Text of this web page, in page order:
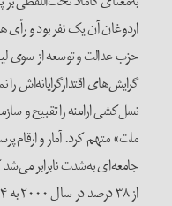
حزب عدالت و توسعه از سوی
گرایش‌های اقتدارگرایانه‌اش را
نسل‌کشی ارامنه را تقبیح و
ملت» متهم کرد. آمار و ارقام
جامعه‌ای به‌شدت نابرابر